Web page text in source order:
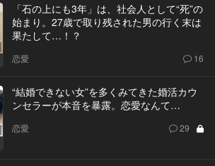
「石の上にも3年」は、社会人として“死”の
始まり。27歳で取り残された男の行く末は
果たして…！？
恋愛 16
“結婚できない女”を多くみてきた婚活カウ
ンセラーが本音を暴露。恋愛なんて…
恋愛 29